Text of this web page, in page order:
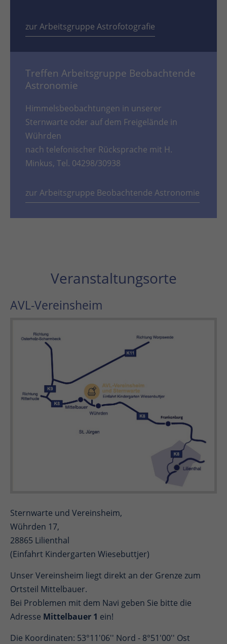
zur Arbeitsgruppe Astrofotografie
Treffen Arbeitsgruppe Beobachtende
Astronomie
Himmelsbeobachtungen in unserer
Sternwarte oder auf dem Freigelände in
Wührden
nach telefonischer Rücksprache mit H.
Minkus, Tel. 04298/30938
zur Arbeitsgruppe Beobachtende Astronomie
Veranstaltungsorte
AVL-Vereinsheim
Sternwarte und Vereinsheim,
Wührden 17,
28865 Lilienthal
(Einfahrt Kindergarten Wiesebuttjer)
Unser Vereinsheim liegt direkt an der Grenze zum
Ortsteil Mittelbauer.
Bei Problemen mit dem Navi geben Sie bitte die
Adresse Mittelbauer 1 ein!
Die Koordinaten: 53°11'06'' Nord - 8°51'00'' Ost